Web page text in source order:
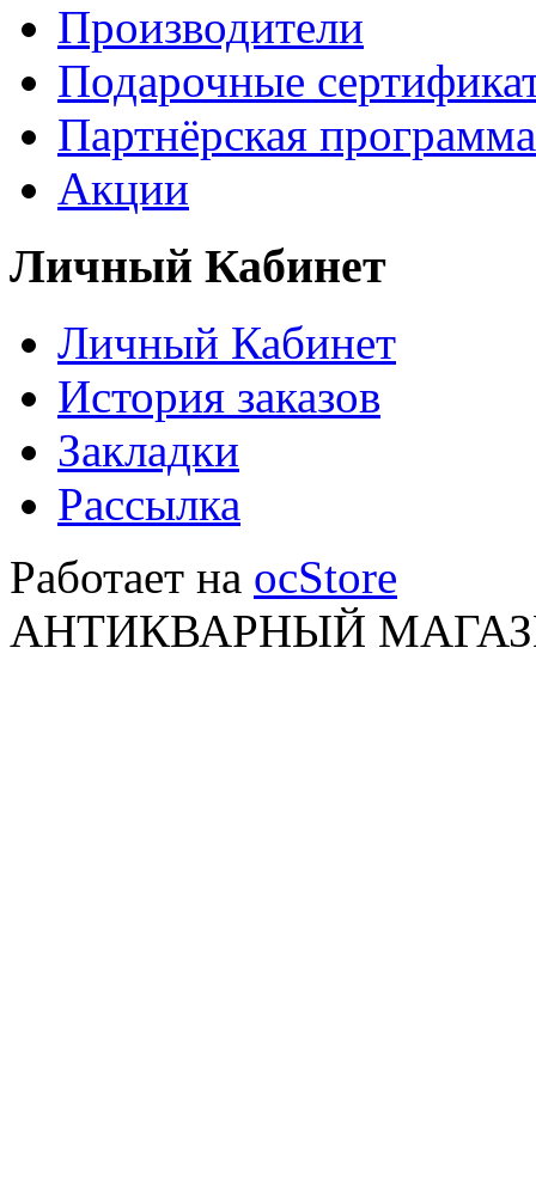
Производители
Подарочные
Партнёрская программа
Акции
Личный Кабинет
Личный Кабинет
История заказов
Закладки
Рассылка
Работает на ocStore
АНТИКВАРНЫЙ